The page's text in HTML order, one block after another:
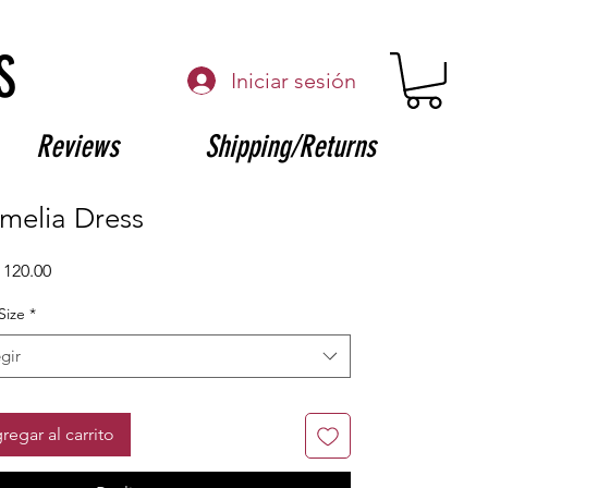
Iniciar sesión
Reviews Shipping/Returns
Dress
Precio
*
al carrito